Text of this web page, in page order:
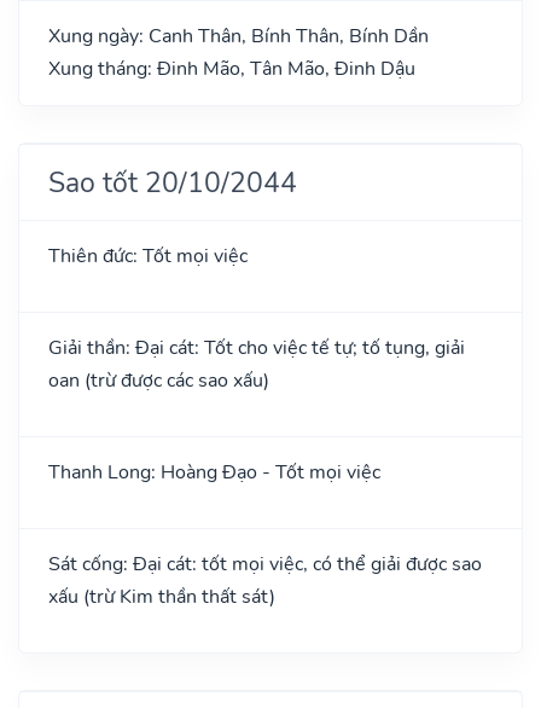
Xung ngày: Canh Thân, Bính Thân, Bính Dần
Xung tháng: Đinh Mão, Tân Mão, Đinh Dậu
Sao tốt 20/10/2044
Thiên đức: Tốt mọi việc
Giải thần: Đại cát: Tốt cho việc tế tự; tố tụng, giải
oan (trừ được các sao xấu)
Thanh Long: Hoàng Đạo - Tốt mọi việc
Sát cống: Đại cát: tốt mọi việc, có thể giải được sao
xấu (trừ Kim thần thất sát)